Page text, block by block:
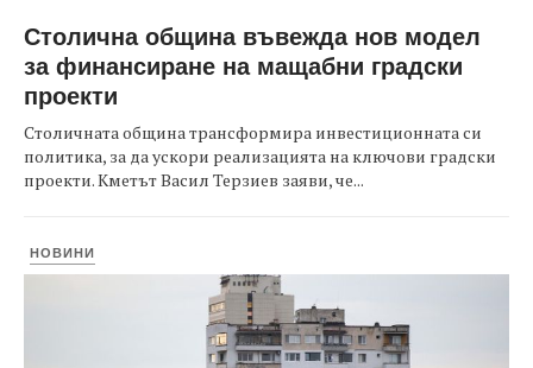
Столична община въвежда нов модел
за финансиране на мащабни градски
проекти
Столичната община трансформира инвестиционната си
политика, за да ускори реализацията на ключови градски
проекти. Кметът Васил Терзиев заяви, че...
НОВИНИ